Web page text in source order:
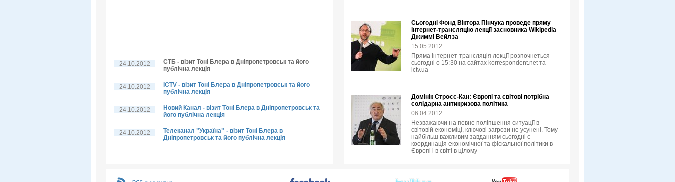
24.10.2012
СТБ - візит Тоні Блера в Дніпропетровськ та його
публічна лекція
24.10.2012
ICTV - візит Тоні Блера в Дніпропетровськ та його
публічна лекція
24.10.2012
Новий Канал - візит Тоні Блера в Дніпропетровськ та
його публічна лекція
24.10.2012
Телеканал "Україна" - візит Тоні Блера в
Дніпропетровськ та його публічна лекція
Сьогодні Фонд Віктора Пінчука проведе пряму
інтернет-трансляцію лекції засновника Wikipedia
Джиммі Вейлза
15.05.2012
Пряма інтернет-трансляція лекції розпочнеться
сьогодні о 15:30 на сайтах korrespondent.net та
ictv.ua
Домінік Стросс-Кан: Європі та світові потрібна
солідарна антикризова політика
06.04.2012
Незважаючи на певне поліпшення ситуації в
світовій економіці, ключові загрози не усунені. Тому
найбільш важливим завданням сьогодні є
координація економічної та фіскальної політики в
Європі і в світі в цілому